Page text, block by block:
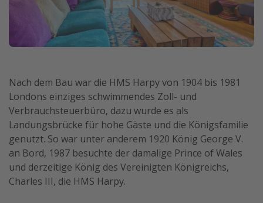
Nach dem Bau war die HMS Harpy von 1904 bis 1981
Londons einziges schwimmendes Zoll- und
Verbrauchsteuerbüro, dazu wurde es als
Landungsbrücke für hohe Gäste und die Königsfamilie
genutzt. So war unter anderem 1920 König George V.
an Bord, 1987 besuchte der damalige Prince of Wales
und derzeitige König des Vereinigten Königreichs,
Charles III, die HMS Harpy.